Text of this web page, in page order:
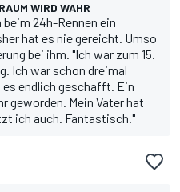
WIRD WAHR
24h-Rennen ein
hat es nie gereicht. Umso
bei ihm. "Ich war zum 15.
Ich war schon dreimal
endlich geschafft. Ein
geworden. Mein Vater hat
ich auch. Fantastisch."